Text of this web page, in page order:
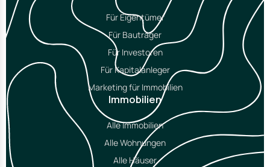
Für Eigentümer
Für Bauträger
Für Investoren
Für Kapitalanleger
Marketing für Immobilien
Immobilien
Alle Immobilien
Alle Wohnungen
Alle Häuser